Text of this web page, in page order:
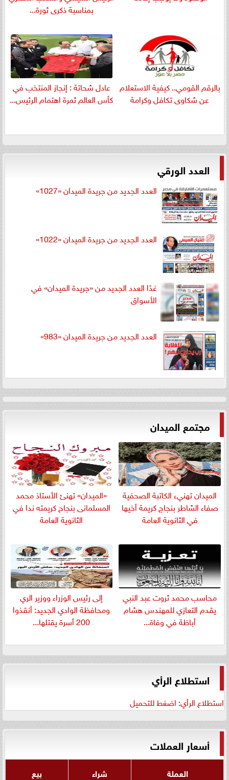
بمناسبة ذكرى ثورة...
بالرقم القومي.. كيفية الاستعلام
عن شكاوى تكافل وكرامة
عادل شحاتة : إنجاز المنتخب في
كأس العالم ثمرة اهتمام الرئيس...
العدد الورقي
العدد الجديد من جريدة الميدان «1027»
العدد الجديد من جريدة الميدان «1022»
غدًا العدد الجديد من «جريدة الميدان» في
الأسواق
العدد الجديد من جريدة الميدان «983»
مجتمع الميدان
الميدان تهنيء الكاتبة الصحفية
صفاء الشاطر بنجاج كريمة أخيها
في الثانوية العامة
«الميدان» تهنئ الأستاذ محمد
المسلمانى بنجاح كريمته ندا في
الثانوية العامة
​محاسب محمد ثروت عبد النبي
يقدم التعازي للمهندس هشام
أباظة في وفاة...
إلى رئيس الوزراء ووزير الري
ومحافظة الوادي الجديد: أنقذوا
200 أسرة يقتلها...
استطلاع الرأي
استطلاع الرأي: اضغط للتحميل
أسعار العملات
العملة شراء بيع